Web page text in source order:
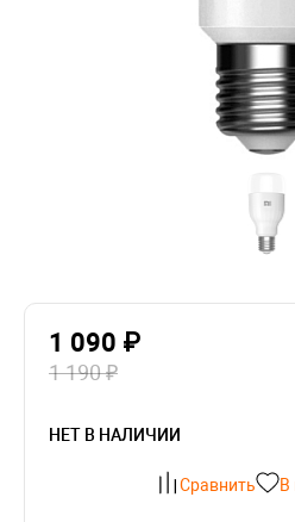
1 090 ₽
1 190 ₽
НЕТ В НАЛИЧИИ
Сравнить В